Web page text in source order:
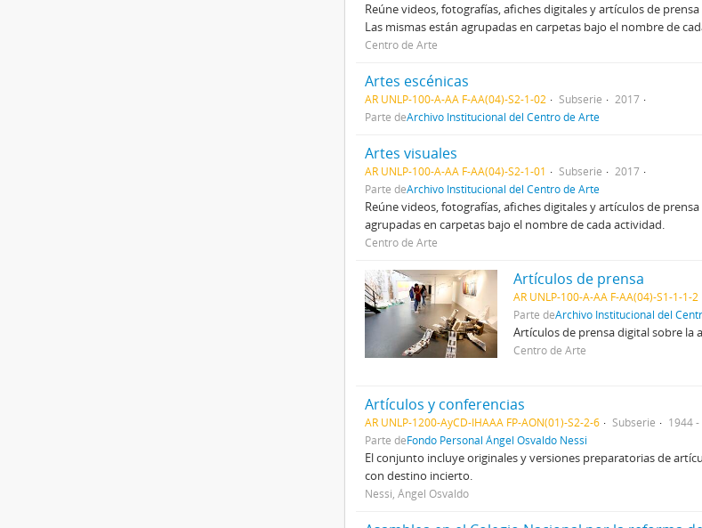
Reúne videos, fotografías, afiches digitales y artículos de
Las mismas están agrupadas en carpetas bajo el nombre de
Centro de Arte
Artes escénicas
AR UNLP-100-A-AA F-AA(04)-S2-1-02 Subserie
2017
Parte deArchivo Institucional del Centro de Arte
Artes visuales
AR UNLP-100-A-AA F-AA(04)-S2-1-01 Subserie
2017
Parte deArchivo Institucional del Centro de Arte
Reúne videos, fotografías, afiches digitales y artículos de
agrupadas en carpetas bajo el nombre de cada actividad.
Centro de Arte
Artículos de prensa
AR UNLP-100-A-AA F-AA(04)-S1-1-1-2
Parte deArchivo Institucional del
Artículos de prensa digital sobre la
Centro de Arte
Artículos y conferencias
AR UNLP-1200-AyCD-IHAAA FP-AON(01)-S2-2-6 Subserie
1944
Parte deFondo Personal Ángel Osvaldo Nessi
El conjunto incluye originales y versiones preparatorias de
con destino incierto.
Nessi, Ángel Osvaldo